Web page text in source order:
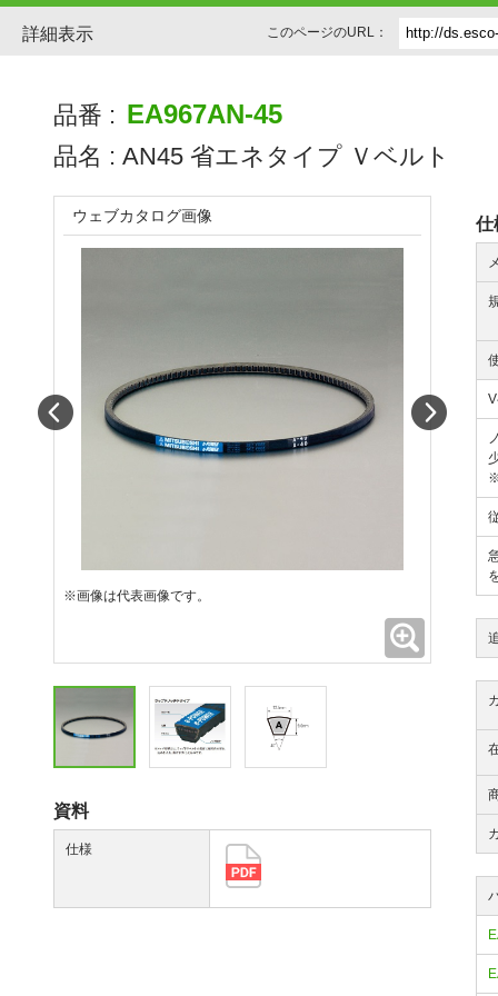
詳細表示 このページのURL：
品番 : EA967AN-45
品名 : AN45 省エネタイプ Ｖベルト
仕
ウェブカタログ画像
※画像は代表画像です。
資料
仕様